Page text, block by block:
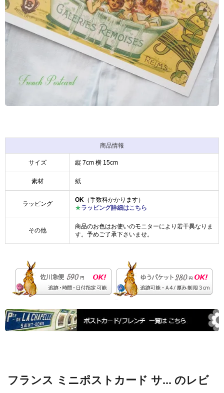
商品情報
サイズ 縦 7cm 横 15cm
素材 紙
ラッピング
OK （手数料かかります）
★ラッピング詳細はこちら
その他
商品のお色はお使いのモニターにより若干異なりま
す。予めご了承下さいませ。
フランス ミニポストカード サ... のレビ